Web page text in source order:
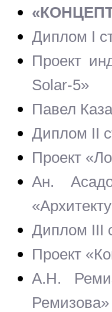
Диплом I
Проект
Solar-5»
Павел
Диплом II
Проект
Ан.
Диплом III
Проект
А.Н.